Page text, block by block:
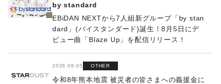
by standard
EBiDAN NEXTから7⼈組新グループ「by stan
dard」(バイスタンダード)誕⽣！8⽉5⽇にデ
ビュー曲「Blaze Up」を配信リリース！
2026.08.05 OTHER
令和8年熊本地震 被災者の皆さまへの義援金に